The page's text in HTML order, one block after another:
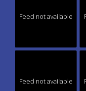
Feed not available
Feed not available